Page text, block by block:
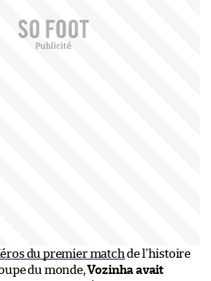
du premier matchde l’histoire
du monde,Vozinha avait